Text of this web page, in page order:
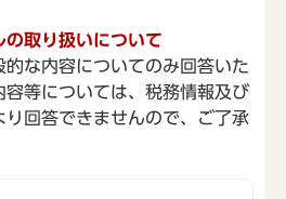
取り扱いについて
な内容についてのみ回答いた
容等については、税務情報及び
回答できませんので、ご了承